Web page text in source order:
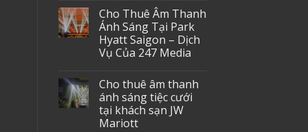
Cho Thuê Âm Thanh
Ánh Sáng Tại Park
Hyatt Saigon – Dịch
Vụ Của 247 Media
Cho thuê âm thanh
ánh sáng tiệc cưới
tại khách sạn JW
Mariott